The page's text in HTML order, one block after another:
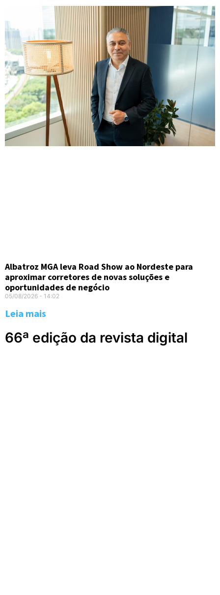
Albatroz MGA leva Road Show ao Nordeste para
aproximar corretores de novas soluções e
oportunidades de negócio
05/08/2026 14:02
Leia mais
66ª edição da revista digital